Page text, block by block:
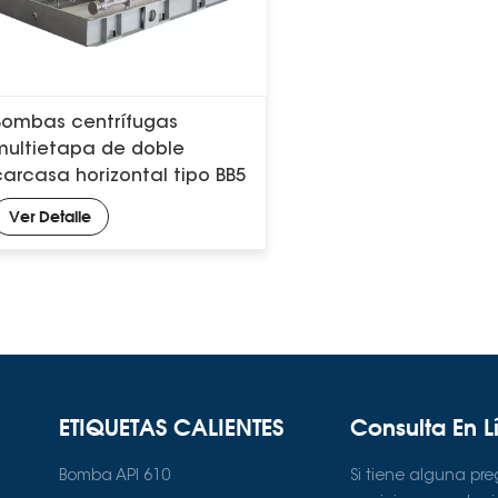
centrífugas
de doble
horizontal tipo BB5
610
Ver Detalle
ETIQUETAS CALIENTES
Bomba API 610
Consulta En
Si tiene alguna